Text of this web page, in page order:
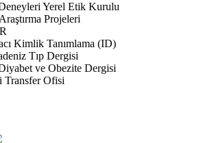
Yerel Etik Kurulu
Projeleri
Kimlik Tanımlama (ID)
Tıp Dergisi
ve Obezite Dergisi
Transfer Ofisi